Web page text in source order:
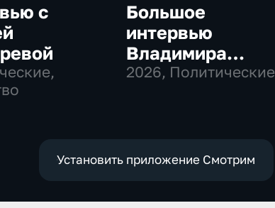
с
Большое
интервью
Владимира
Соловьева
2026, Политические
Установить приложение Смотрим